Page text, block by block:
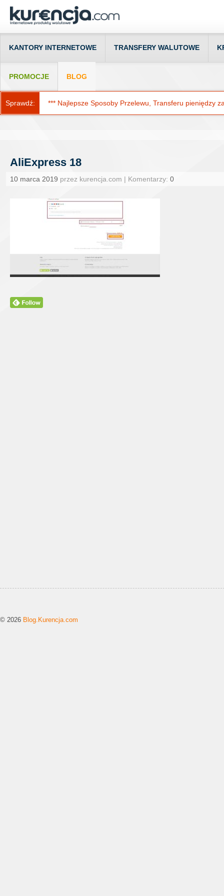
KANTORY INTERNETOWE TRANSFERY WALUTOWE
PROMOCJE BLOG
Sprawdź: *** Najlepsze Sposoby Przelewu, Transferu pieniędzy
AliExpress 18
10 marca 2019 przez kurencja.com | Komentarzy: 0
© 2026 Blog.Kurencja.com